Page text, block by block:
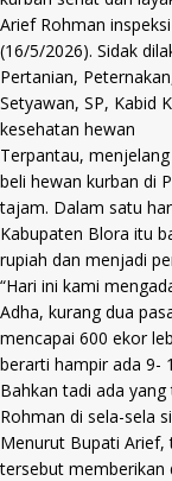
Arief Rohman
(16/5/2026). Sidak
Pertanian,
Setyawan, SP, Kabid
kesehatan hewan
Terpantau,
beli hewan kurban di
tajam. Dalam satu
Kabupaten Blora itu
rupiah dan menjadi
“Hari ini kami
Adha, kurang dua
mencapai 600 ekor
berarti hampir ada 9-
Bahkan tadi ada
Rohman di sela-sela
Menurut Bupati Arief,
tersebut memberikan